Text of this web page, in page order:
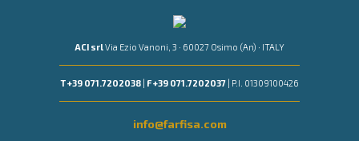
ACI srlVia Ezio Vanoni, 3 · 60027 Osimo (An) · ITALY
T +39 071.7202038| F +39 071.7202037| P.I. 01309100426
info@farfisa.com